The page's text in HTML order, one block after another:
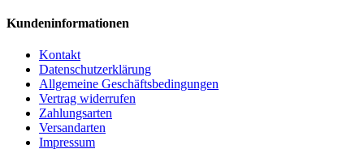
Kundeninformationen
Kontakt
Datenschutzerklärung
Allgemeine Geschäftsbedingungen
Vertrag widerrufen
Zahlungsarten
Versandarten
Impressum